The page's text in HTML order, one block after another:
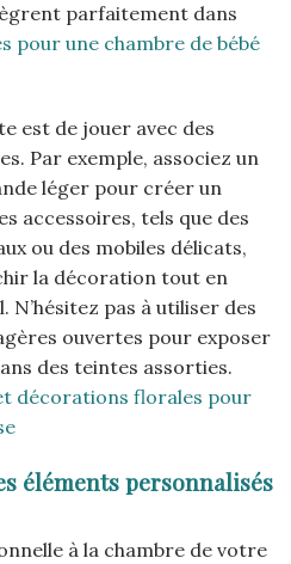
parfaitement dans
pour une chambre de bébé
est de jouer avec des
Par exemple, associez un
léger pour créer un
accessoires, tels que des
ou des mobiles délicats,
la décoration tout en
pas à utiliser des
ouvertes pour exposer
des teintes assorties.
décorations florales pour
éléments personnalisés
à la chambre de votre